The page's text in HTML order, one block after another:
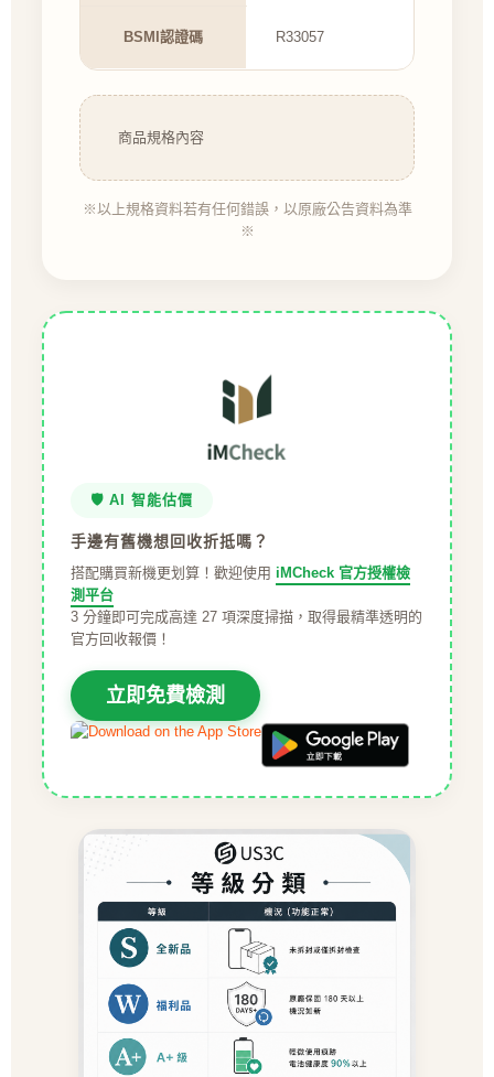
BSMI認證碼 R33057
商品規格內容
※以上規格資料若有任何錯誤，以原廠公告資料為準
※
🛡️ AI 智能估價
手邊有舊機想回收折抵嗎？
搭配購買新機更划算！歡迎使用 iMCheck 官方授權檢
測平台
3 分鐘即可完成高達 27 項深度掃描，取得最精準透明的
官方回收報價！
立即免費檢測